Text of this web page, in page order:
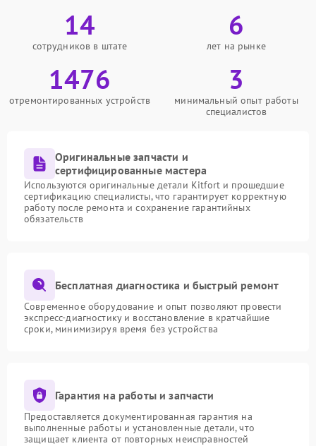
14
сотрудников в штате
6
лет на рынке
1476
отремонтированных устройств
3
минимальный опыт работы
специалистов
Оригинальные запчасти и
сертифицированные мастера
Используются оригинальные детали Kitfort и прошедшие
сертификацию специалисты, что гарантирует корректную
работу после ремонта и сохранение гарантийных
обязательств
Бесплатная диагностика и быстрый ремонт
Современное оборудование и опыт позволяют провести
экспресс-диагностику и восстановление в кратчайшие
сроки, минимизируя время без устройства
Гарантия на работы и запчасти
Предоставляется документированная гарантия на
выполненные работы и установленные детали, что
защищает клиента от повторных неисправностей